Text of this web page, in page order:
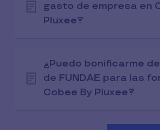
gasto de empresa en
Pluxee?
¿Puedo bonificarme
de FUNDAE para las
Cobee By Pluxee?